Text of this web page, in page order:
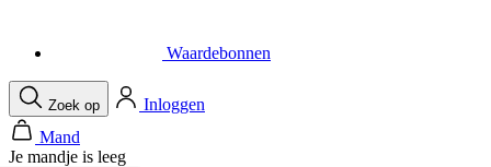
Waardebonnen
Zoek op
Inloggen
Mand
Je mandje is leeg